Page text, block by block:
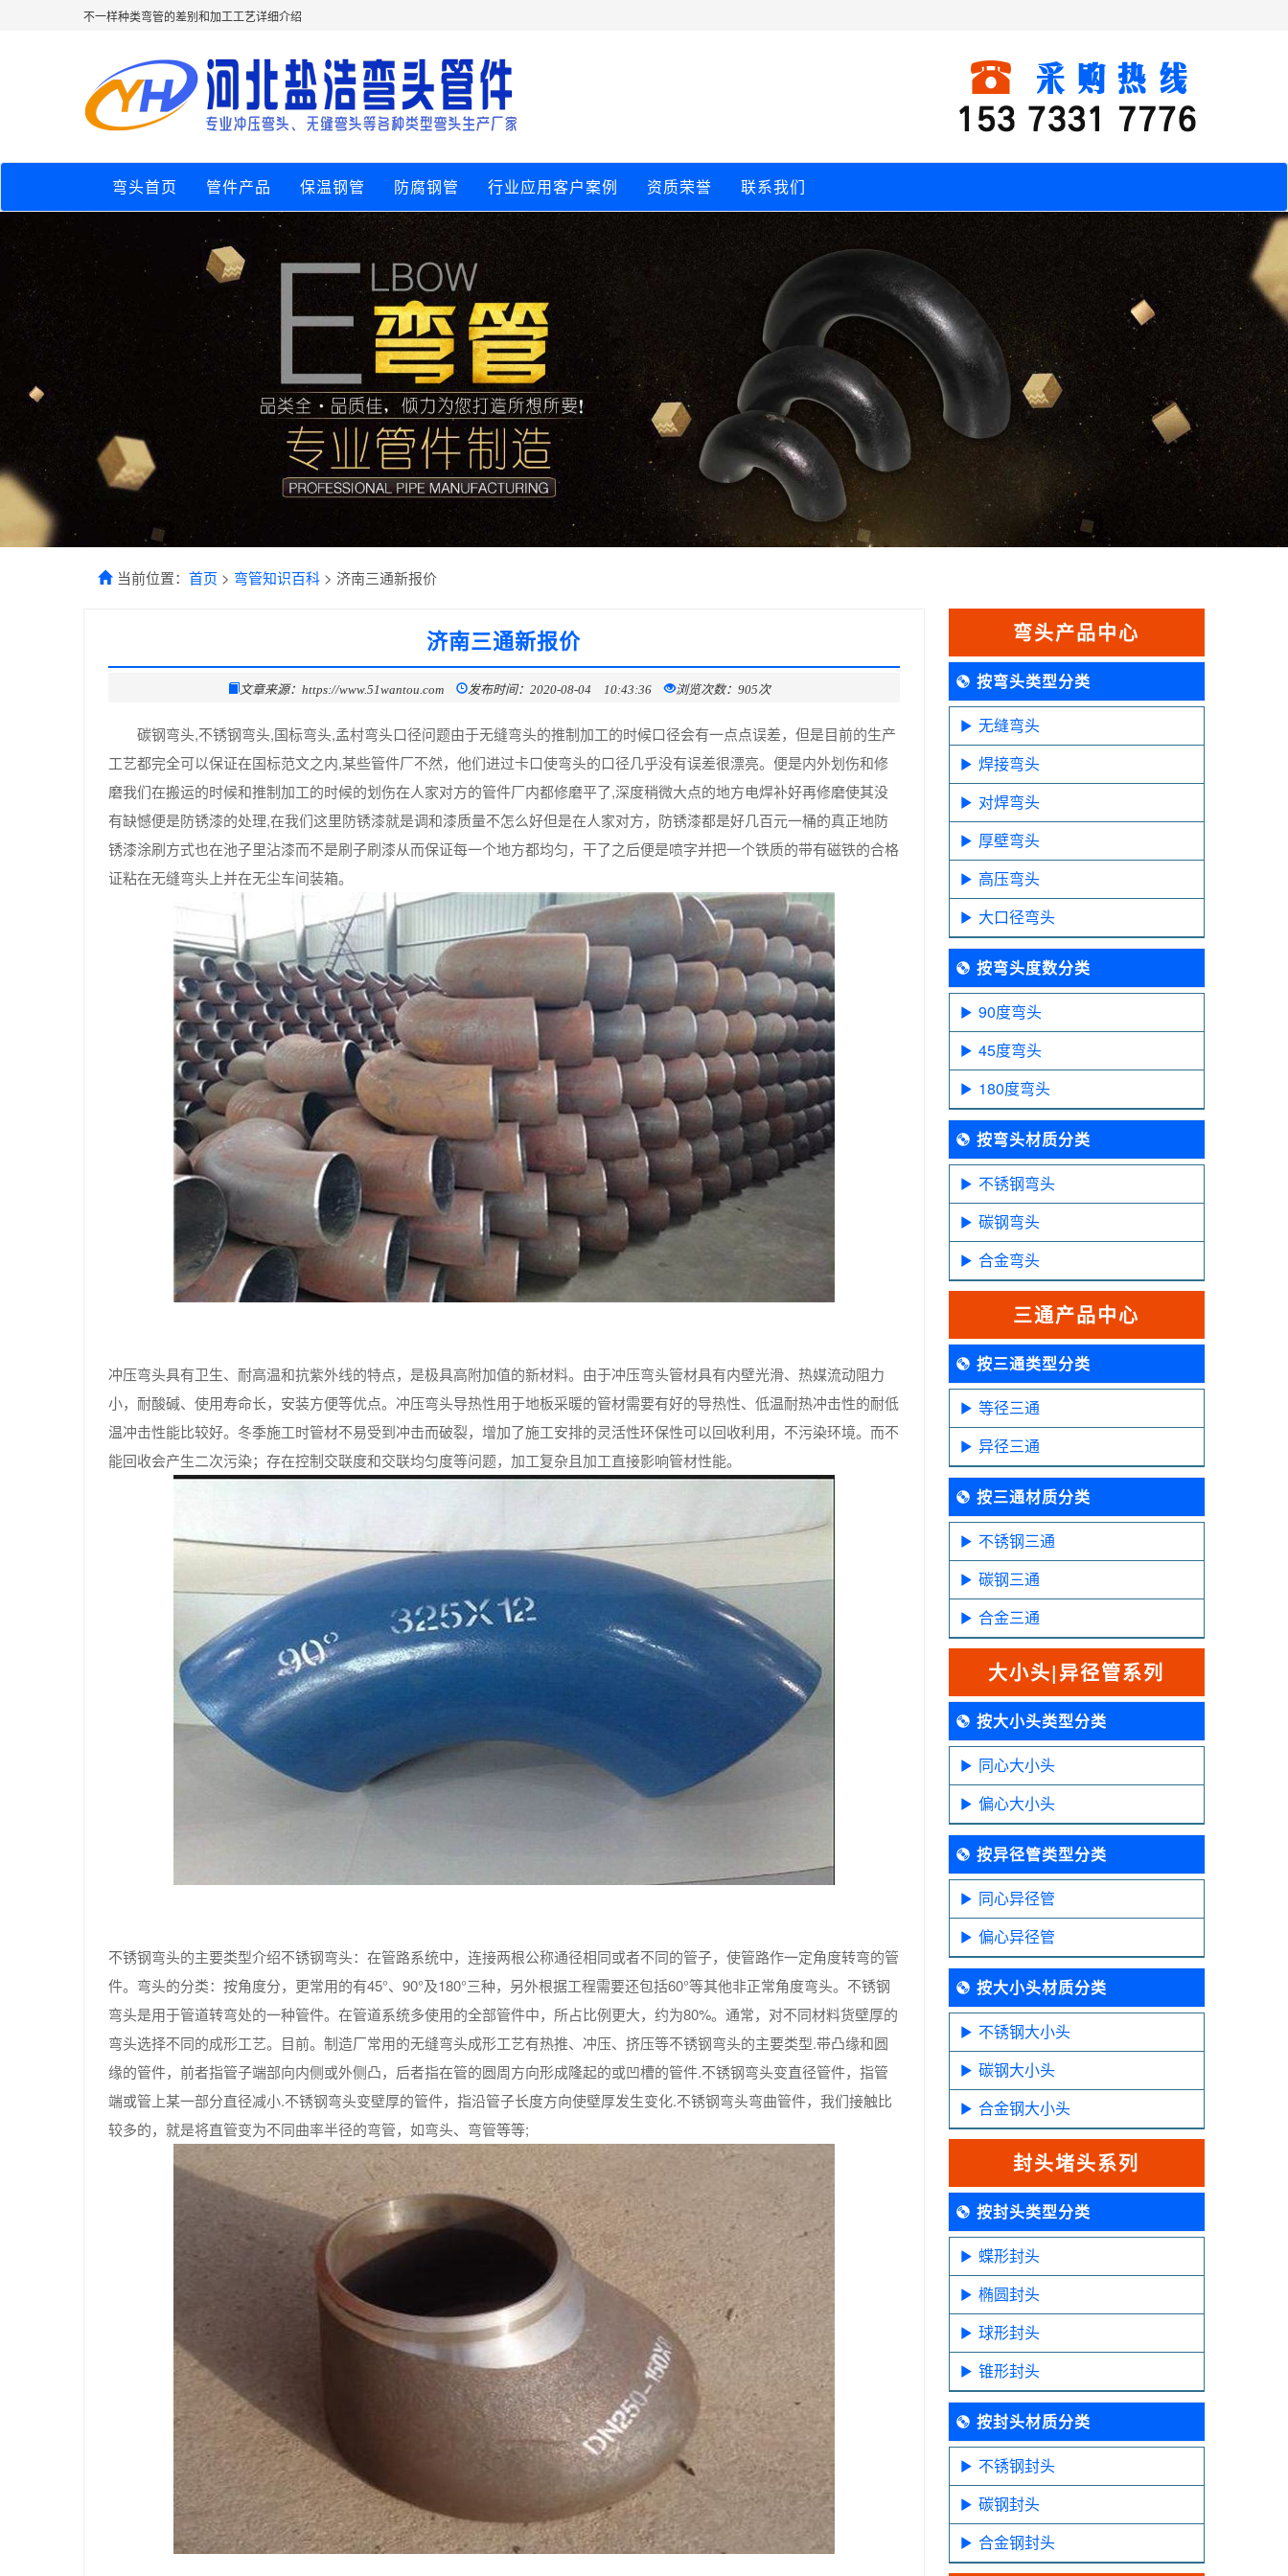
不一样种类弯管的差别和加工工艺详细介绍
弯头首页 管件产品 保温钢管 防腐钢管 行业应用客户案例 资质荣誉 联系我们
当前位置： 首页 > 弯管知识百科 > 济南三通新报价
济南三通新报价
文章来源：https://www.51wantou.com 发布时间：2020-08-04 10:43:36 浏览次数：905次
碳钢弯头,不锈钢弯头,国标弯头,孟村弯头口径问题由于无缝弯头的推制加工的时候口径会有一点点误差，但是目前的生产
工艺都完全可以保证在国标范文之内,某些管件厂不然，他们进过卡口使弯头的口径几乎没有误差很漂亮。便是内外划伤和修
磨我们在搬运的时候和推制加工的时候的划伤在人家对方的管件厂内都修磨平了,深度稍微大点的地方电焊补好再修磨使其没
有缺憾便是防锈漆的处理,在我们这里防锈漆就是调和漆质量不怎么好但是在人家对方，防锈漆都是好几百元一桶的真正地防
锈漆涂刷方式也在池子里沾漆而不是刷子刷漆从而保证每一个地方都均匀，干了之后便是喷字并把一个铁质的带有磁铁的合格
证粘在无缝弯头上并在无尘车间装箱。
冲压弯头具有卫生、耐高温和抗紫外线的特点，是极具高附加值的新材料。由于冲压弯头管材具有内壁光滑、热媒流动阻力
小，耐酸碱、使用寿命长，安装方便等优点。冲压弯头导热性用于地板采暖的管材需要有好的导热性、低温耐热冲击性的耐低
温冲击性能比较好。冬季施工时管材不易受到冲击而破裂，增加了施工安排的灵活性环保性可以回收利用，不污染环境。而不
能回收会产生二次污染；存在控制交联度和交联均匀度等问题，加工复杂且加工直接影响管材性能。
不锈钢弯头的主要类型介绍不锈钢弯头：在管路系统中，连接两根公称通径相同或者不同的管子，使管路作一定角度转弯的管
件。弯头的分类：按角度分，更常用的有45°、90°及180°三种，另外根据工程需要还包括60°等其他非正常角度弯头。不锈钢
弯头是用于管道转弯处的一种管件。在管道系统多使用的全部管件中，所占比例更大，约为80%。通常，对不同材料货壁厚的
弯头选择不同的成形工艺。目前。制造厂常用的无缝弯头成形工艺有热推、冲压、挤压等不锈钢弯头的主要类型.带凸缘和圆
缘的管件，前者指管子端部向内侧或外侧凸，后者指在管的圆周方向形成隆起的或凹槽的管件.不锈钢弯头变直径管件，指管
端或管上某一部分直径减小.不锈钢弯头变壁厚的管件，指沿管子长度方向使壁厚发生变化.不锈钢弯头弯曲管件，我们接触比
较多的，就是将直管变为不同曲率半径的弯管，如弯头、弯管等等;
弯头产品中心
按弯头类型分类
无缝弯头
焊接弯头
对焊弯头
厚壁弯头
高压弯头
大口径弯头
按弯头度数分类
90度弯头
45度弯头
180度弯头
按弯头材质分类
不锈钢弯头
碳钢弯头
合金弯头
三通产品中心
按三通类型分类
等径三通
异径三通
按三通材质分类
不锈钢三通
碳钢三通
合金三通
大小头|异径管系列
按大小头类型分类
同心大小头
偏心大小头
按异径管类型分类
同心异径管
偏心异径管
按大小头材质分类
不锈钢大小头
碳钢大小头
合金钢大小头
封头堵头系列
按封头类型分类
蝶形封头
椭圆封头
球形封头
锥形封头
按封头材质分类
不锈钢封头
碳钢封头
合金钢封头